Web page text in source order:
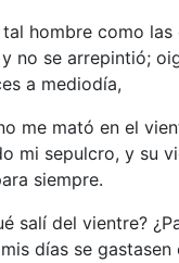
tal hombre como las
no se arrepintió;
a mediodía,
me mató en el
mi sepulcro, y su
siempre.
salí del vientre?
días se gastasen